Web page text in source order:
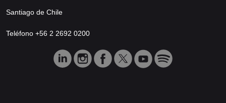
Santiago de Chile
Teléfono +56 2 2692 0200